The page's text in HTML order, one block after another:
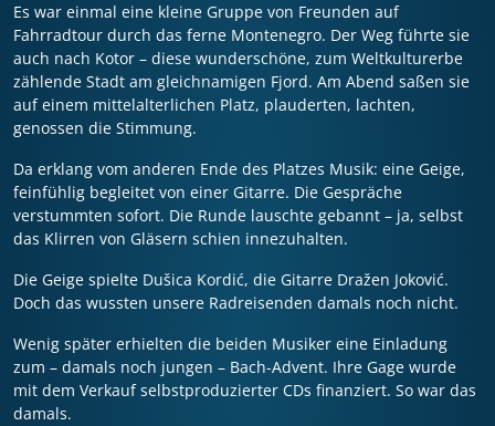
Es war einmal eine kleine Gruppe von Freunden auf
Fahrradtour durch das ferne Montenegro. Der Weg führte sie
auch nach Kotor – diese wunderschöne, zum Weltkulturerbe
zählende Stadt am gleichnamigen Fjord. Am Abend saßen sie
auf einem mittelalterlichen Platz, plauderten, lachten,
genossen die Stimmung.
Da erklang vom anderen Ende des Platzes Musik: eine Geige,
feinfühlig begleitet von einer Gitarre. Die Gespräche
verstummten sofort. Die Runde lauschte gebannt – ja, selbst
das Klirren von Gläsern schien innezuhalten.
Die Geige spielte Dušica Kordić, die Gitarre Dražen Joković.
Doch das wussten unsere Radreisenden damals noch nicht.
Wenig später erhielten die beiden Musiker eine Einladung
zum – damals noch jungen – Bach-Advent. Ihre Gage wurde
mit dem Verkauf selbstproduzierter CDs finanziert. So war das
damals.